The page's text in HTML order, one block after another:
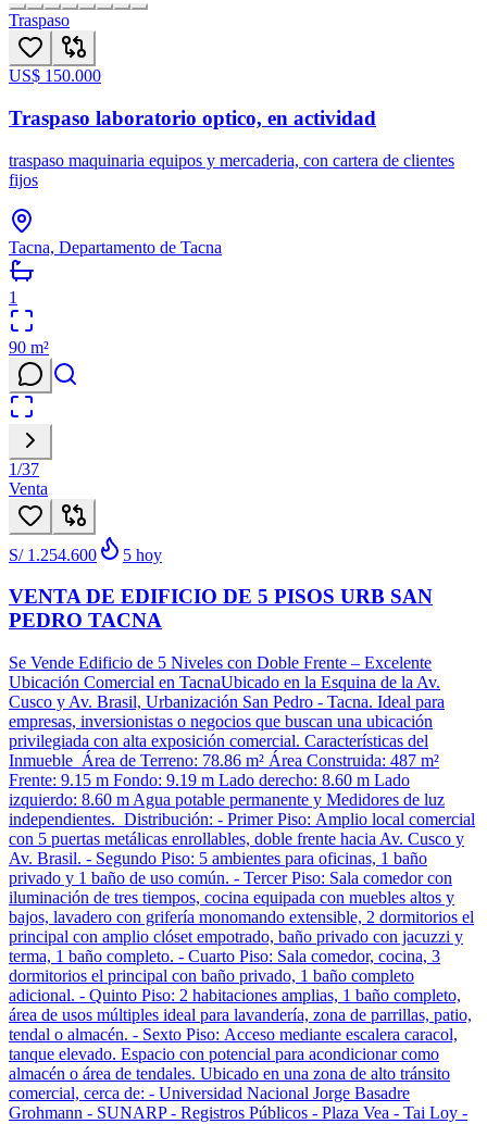
Traspaso
US$ 150.000
Traspaso laboratorio optico, en actividad
traspaso maquinaria equipos y mercaderia, con cartera de clientes
fijos
Tacna, Departamento de Tacna
1
90 m²
1/37
Venta
S/ 1.254.600 5 hoy
VENTA DE EDIFICIO DE 5 PISOS URB SAN
PEDRO TACNA
Se Vende Edificio de 5 Niveles con Doble Frente – Excelente
Ubicación Comercial en TacnaUbicado en la Esquina de la Av.
Cusco y Av. Brasil, Urbanización San Pedro - Tacna. Ideal para
empresas, inversionistas o negocios que buscan una ubicación
privilegiada con alta exposición comercial. Características del
Inmueble Área de Terreno: 78.86 m² Área Construida: 487 m²
Frente: 9.15 m Fondo: 9.19 m Lado derecho: 8.60 m Lado
izquierdo: 8.60 m Agua potable permanente y Medidores de luz
independientes. Distribución: - Primer Piso: Amplio local comercial
con 5 puertas metálicas enrollables, doble frente hacia Av. Cusco y
Av. Brasil. - Segundo Piso: 5 ambientes para oficinas, 1 baño
privado y 1 baño de uso común. - Tercer Piso: Sala comedor con
iluminación de tres tiempos, cocina equipada con muebles altos y
bajos, lavadero con grifería monomando extensible, 2 dormitorios el
principal con amplio clóset empotrado, baño privado con jacuzzi y
terma, 1 baño completo. - Cuarto Piso: Sala comedor, cocina, 3
dormitorios el principal con baño privado, 1 baño completo
adicional. - Quinto Piso: 2 habitaciones amplias, 1 baño completo,
área de usos múltiples ideal para lavandería, zona de parrillas, patio,
tendal o almacén. - Sexto Piso: Acceso mediante escalera caracol,
tanque elevado. Espacio con potencial para acondicionar como
almacén o área de tendales. Ubicado en una zona de alto tránsito
comercial, cerca de: - Universidad Nacional Jorge Basadre
Grohmann - SUNARP - Registros Públicos - Plaza Vea - Tai Loy -